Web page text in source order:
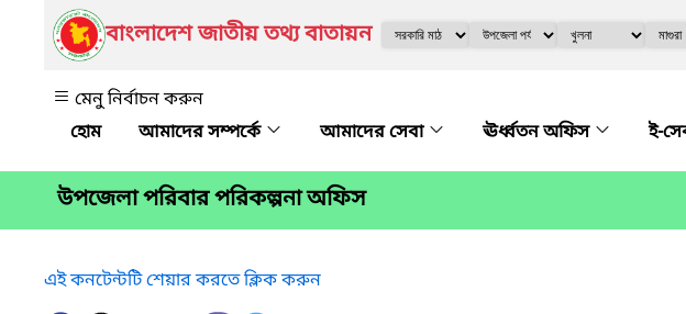
বাংলাদেশ জাতীয় তথ্য বাতায়ন
মেনু নির্বাচন করুন
আমাদের সম্পর্কে
আমাদের সেবা ঊর্ধ্বতন অফিস ই-
উপজেলা পরিবার পরিকল্পনা অফিস
এই কনটেন্টটি শেয়ার করতে ক্লিক করুন